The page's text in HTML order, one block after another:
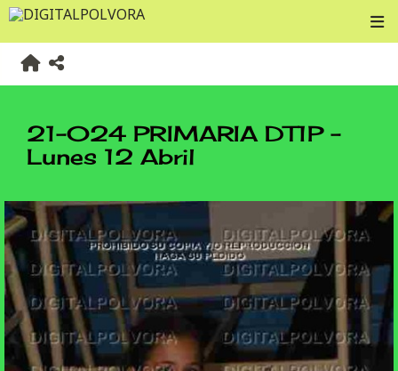
21-024 PRIMARIA DT1P -
Lunes 12 Abril